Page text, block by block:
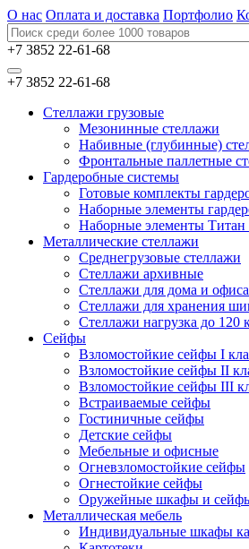
О нас Оплата и доставка Портфолио
+7 3852 22-61-68
+7 3852 22-61-68
Стеллажи грузовые
Мезонинные стеллажи
Набивные (глубинные)
Фронтальные паллетные
Гардеробные системы
Готовые комплекты
Наборные элементы
Наборные элементы Титан
Металлические стеллажи
Среднегрузовые стеллажи
Стеллажи архивные
Стеллажи для дома и офиса
Стеллажи для хранения
Стеллажи нагрузка до 120
Сейфы
Взломостойкие сейфы I
Взломостойкие сейфы II
Взломостойкие сейфы III
Встраиваемые сейфы
Гостиничные сейфы
Детские сейфы
Мебельные и офисные
Огневзломостойкие сейфы
Огнестойкие сейфы
Оружейные шкафы и
Металлическая мебель
Индивидуальные шкафы